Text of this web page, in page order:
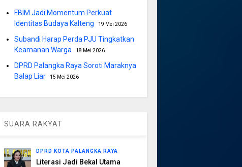
FBIM Jadi Momentum Perkuat
Identitas Budaya Kalteng
19 Mei 2026
Subandi Harap Perda PJU Tingkatkan
Keamanan Warga
18 Mei 2026
DPRD Palangka Raya Soroti Maraknya
Balap Liar
15 Mei 2026
SUARA RAKYAT
DPRD KOTA PALANGKA RAYA
Literasi Jadi Bekal Utama